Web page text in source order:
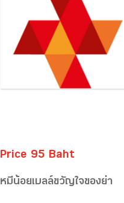
Price 95 Baht
หมีน้อยเบลล์ขวัญใจของย่า